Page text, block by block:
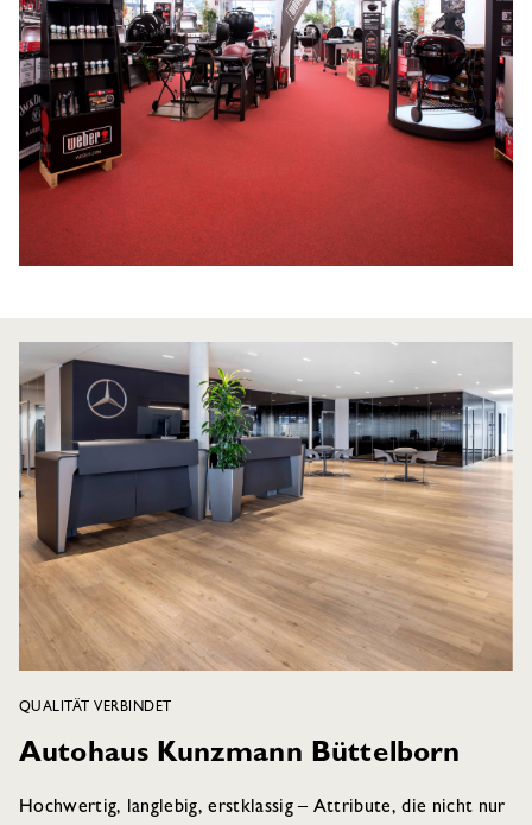
QUALITÄT VERBINDET
Autohaus Kunzmann Büttelborn
Hochwertig, langlebig, erstklassig – Attribute, die nicht nur